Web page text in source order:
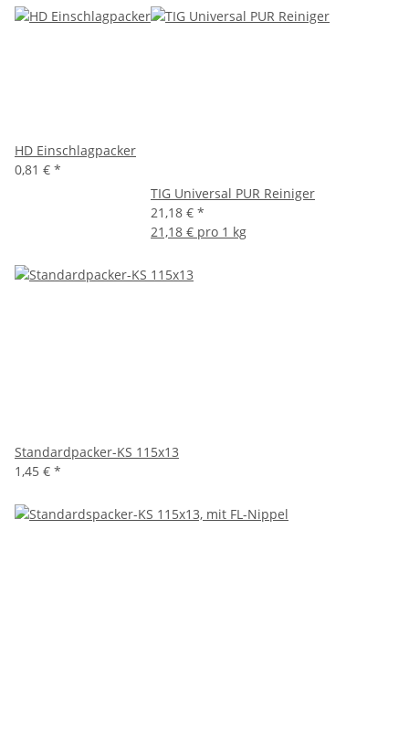
HD Einschlagpacker
0,81 € *
TIG Universal PUR Reiniger
21,18 € *
21,18 € pro 1 kg
Standardpacker-KS 115x13
1,45 € *